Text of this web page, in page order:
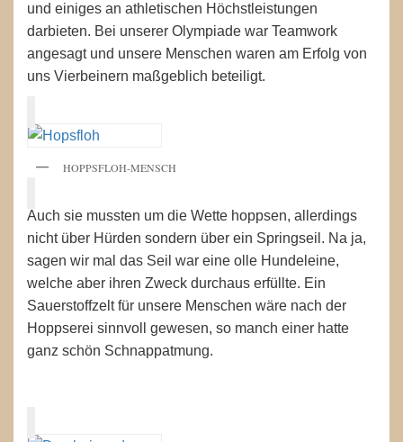
und einiges an athletischen Höchstleistungen
darbieten. Bei unserer Olympiade war Teamwork
angesagt und unsere Menschen waren am Erfolg von
uns Vierbeinern maßgeblich beteiligt.
HOPPSFLOH-MENSCH
Auch sie mussten um die Wette hoppsen, allerdings
nicht über Hürden sondern über ein Springseil. Na ja,
sagen wir mal das Seil war eine olle Hundeleine,
welche aber ihren Zweck durchaus erfüllte. Ein
Sauerstoffzelt für unsere Menschen wäre nach der
Hoppserei sinnvoll gewesen, so manch einer hatte
ganz schön Schnappatmung.